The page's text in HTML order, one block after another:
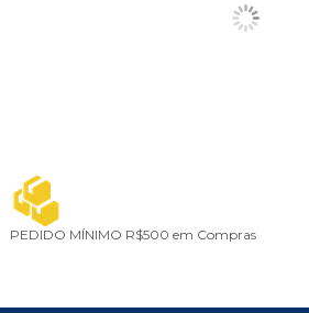
PEDIDO MÍNIMO R$500 em Compras